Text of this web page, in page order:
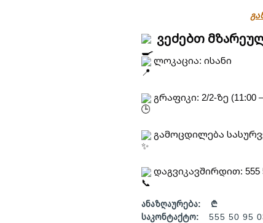
ვეძებთ
ლოკაცია: ისანი
გრაფიკი: 2/2-ზე (11:00
გამოცდილება
დაგვიკავშირდით: 555
ანაზღაურება:
₾
საკონტაქტო:
555 50 95